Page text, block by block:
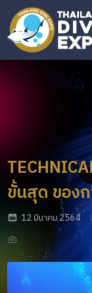
ขั้นสุด ของ
12 มีนาคม 2564